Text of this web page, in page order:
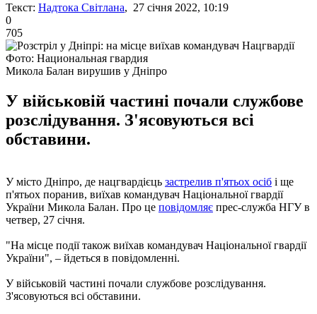
Текст: Надтока Світлана, 27 січня 2022, 10:19
0
705
Фото: Национальная гвардия
Микола Балан вирушив у Дніпро
У військовій частині почали службове
розслідування. З'ясовуються всі
обставини.
У місто Дніпро, де нацгвардієць застрелив п'ятьох осіб і ще
п'ятьох поранив, виїхав командувач Національної гвардії
України Микола Балан. Про це повідомляє прес-служба НГУ в
четвер, 27 січня.
"На місце події також виїхав командувач Національної гвардії
України", – йдеться в повідомленні.
У військовій частині почали службове розслідування.
З'ясовуються всі обставини.